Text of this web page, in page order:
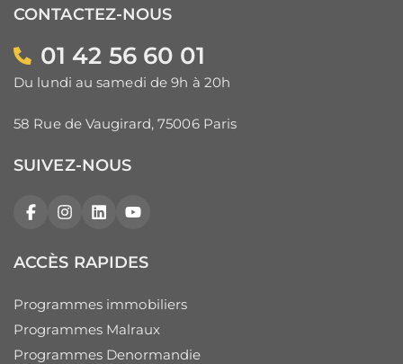
CONTACTEZ-NOUS
01 42 56 60 01
Du lundi au samedi de 9h à 20h
58 Rue de Vaugirard, 75006 Paris
SUIVEZ-NOUS
FacebookInstagram
LinkedInYouTube
ACCÈS RAPIDES
Programmes immobiliers
Programmes Malraux
Programmes Denormandie